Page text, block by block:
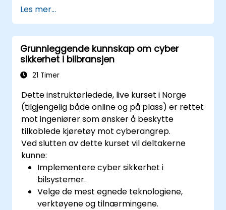
interpretasjonsveiledningene. Deltakerne vil
oppnå kompetanser for å forstå
vurderingsprosessen fra perspektivet av
prosjektleder og interesserede parter. Kurset
dekker ASPICEs betydning på markedet,
overensstemmelse, ulike prosessgrupper og
implementasjoner.
Les mer...
Grunnleggende kunnskap om cyber
sikkerhet i bilbransjen
21 Timer
Dette instruktørledede, live kurset i Norge
(tilgjengelig både online og på plass) er rettet
mot ingeniører som ønsker å beskytte
tilkoblede kjøretøy mot cyberangrep.
Ved slutten av dette kurset vil deltakerne
kunne:
Implementere cyber sikkerhet i
bilsystemer.
Velge de mest egnede teknologiene,
verktøyene og tilnærmingene.